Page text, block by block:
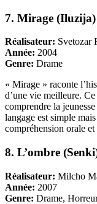
7. Mirage (Iluzija)
Réalisateur: Svetozar
Année: 2004
Genre: Drame
« Mirage » raconte
d’une vie meilleure.
comprendre la
langage est simple
compréhension orale et
8. L’ombre
Réalisateur: Milcho
Année: 2007
Genre: Drame,